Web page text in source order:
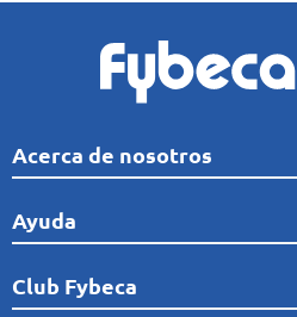
Acerca de nosotros
Quiénes Somos
Línea de tiempo
Comunidad
Ayuda
Preguntas frecuentes
Club Fybeca